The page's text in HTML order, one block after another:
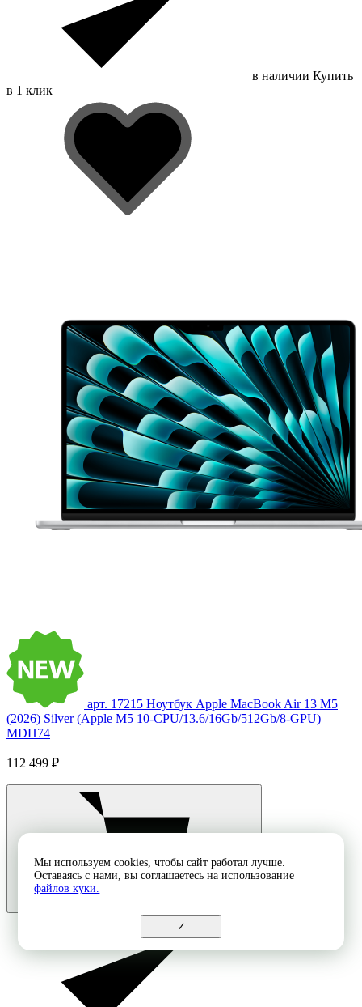
в наличии Купить
в 1 клик
арт. 17215 Ноутбук Apple MacBook Air 13 M5
(2026) Silver (Apple M5 10-CPU/13.6/16Gb/512Gb/8-GPU)
MDH74
112 499 ₽
Мы используем cookies, чтобы сайт работал лучше.
Оставаясь с нами, вы соглашаетесь на использование
файлов куки.
✓